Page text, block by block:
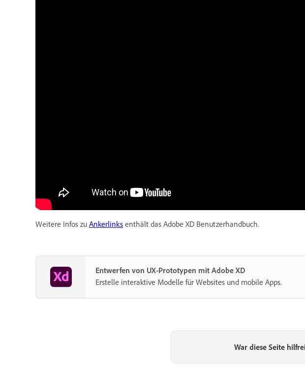
Weitere Infos zu Ankerlinks enthält das Adobe XD Benutzerhandbuch.
Entwerfen von UX-Prototypen mit Adobe XD
Erstelle interaktive Modelle für Websites und mobile Apps.
War diese Seite